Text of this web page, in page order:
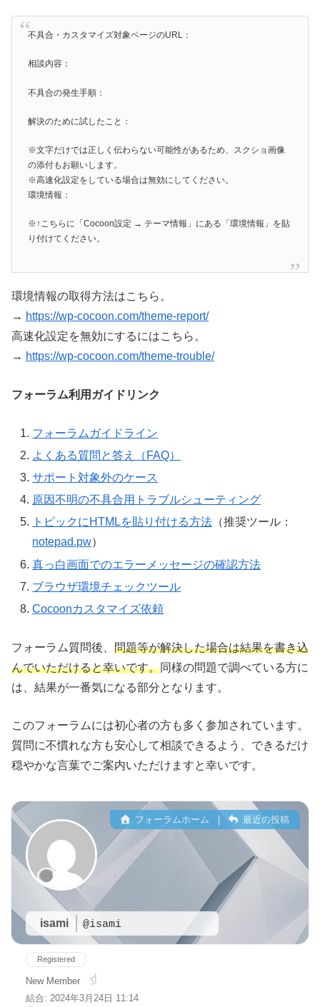
不具合・カスタマイズ対象ページのURL：
相談内容：
不具合の発生手順：
解決のために試したこと：
※文字だけでは正しく伝わらない可能性があるため、スクショ画像
の添付もお願いします。
※高速化設定をしている場合は無効にしてください。
環境情報：
※↑こちらに「Cocoon設定 → テーマ情報」にある「環境情報」を貼
り付けてください。
環境情報の取得方法はこちら。
→ https://wp-cocoon.com/theme-report/
高速化設定を無効にするにはこちら。
→ https://wp-cocoon.com/theme-trouble/
フォーラム利用ガイドリンク
フォーラムガイドライン
よくある質問と答え（FAQ）
サポート対象外のケース
原因不明の不具合用トラブルシューティング
トピックにHTMLを貼り付ける方法 （推奨ツール：
notepad.pw）
真っ白画面でのエラーメッセージの確認方法
ブラウザ環境チェックツール
Cocoonカスタマイズ依頼
フォーラム質問後、 問題等が解決した場合は結果を書き込
んでいただけると幸いです。同様の問題で調べている方に
は、結果が一番気になる部分となります。
このフォーラムには初心者の方も多く参加されています。
質問に不慣れな方も安心して相談できるよう、できるだけ
穏やかな言葉でご案内いただけますと幸いです。
isami @isami
フォーラムホーム | 最近の投稿
Registered
New Member
結合: 2024年3月24日 11:14